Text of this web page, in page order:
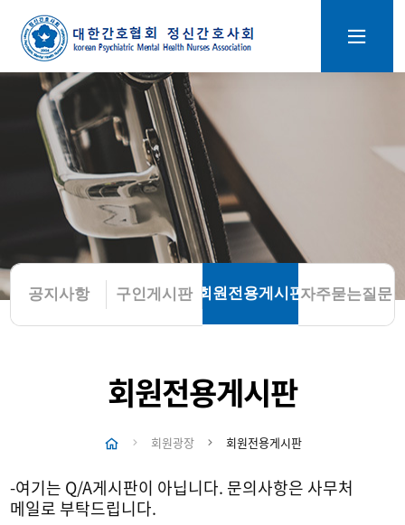
공지사항 구인게시판 회원전용게시판자주묻는질문
회원전용게시판
회원광장 회원전용게시판
-여기는 Q/A게시판이 아닙니다. 문의사항은 사무처
메일로 부탁드립니다.